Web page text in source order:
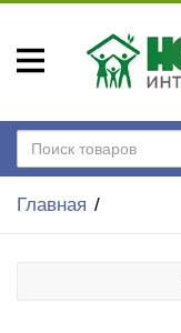
Главная